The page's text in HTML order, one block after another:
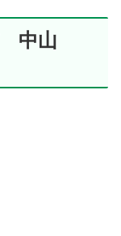
中山